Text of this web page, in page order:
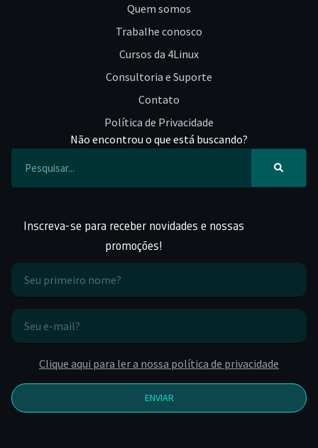
Quem somos
Trabalhe conosco
Cursos da 4Linux
Consultoria e Suporte
Contato
Política de Privacidade
Não encontrou o que está buscando?
Inscreva-se para receber novidades e nossas
promoções!
Clique aqui para ler a nossa política de privacidade
ENVIAR